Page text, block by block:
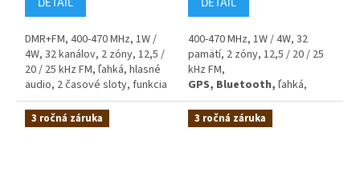
DMR+FM,400-470 MHz, 1W /
4W, 32 kanálov, 2 zóny, 12,5 /
20 / 25 kHz FM, ľahká, hlasné
audio, 2 časové sloty, funkcia
Mandown, samotený
pracovník, roaming a ďalšie,
IP68 krytie, 2600 mAh batéria,
400-470 MHz, 1W / 4W, 32
pamätí, 2 zóny, 12,5 / 20 / 25
kHz FM,
GPS, Bluetooth, ľahká,
hlasné audio, 2 časové sloty,
funkcia Mandown, osamotený
pracovník, roaming a ďalšie ,
3 ročná záruka 3 ročná záruka